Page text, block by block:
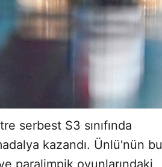
serbest S3 sınıfında
kazandı. Ünlü'nün bu
paralimpik oyunlarındaki